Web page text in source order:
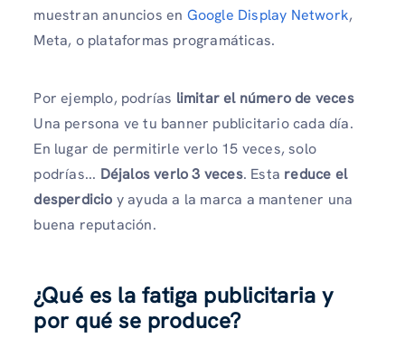
muestran anuncios en Google Display Network,
Meta, o plataformas programáticas.
Por ejemplo, podrías limitar el número de veces
Una persona ve tu banner publicitario cada día.
En lugar de permitirle verlo 15 veces, solo
podrías... Déjalos verlo 3 veces. Esta reduce el
desperdicio y ayuda a la marca a mantener una
buena reputación.
¿Qué es la fatiga publicitaria y
por qué se produce?